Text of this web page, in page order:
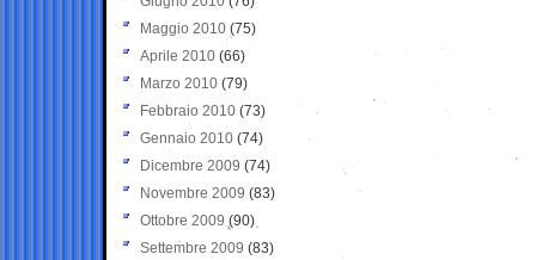
Maggio 2010 (75)
Aprile 2010 (66)
Marzo 2010 (79)
Febbraio 2010 (73)
Gennaio 2010 (74)
Dicembre 2009 (74)
Novembre 2009 (83)
Ottobre 2009 (90)
Settembre 2009 (83)